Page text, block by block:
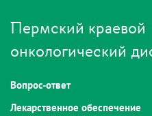
Пермский краевой
онкологический
Вопрос-ответ
Лекарственное обеспечение